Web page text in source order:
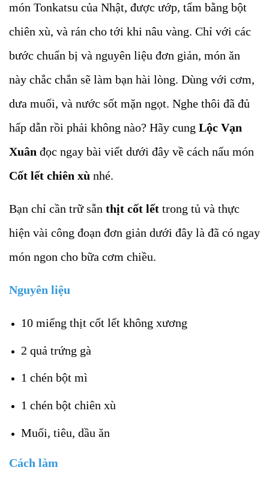
món Tonkatsu của Nhật, được ướp, tẩm bằng bột
chiên xù, và rán cho tới khi nâu vàng. Chỉ với các
bước chuẩn bị và nguyên liệu đơn giản, món ăn
này chắc chắn sẽ làm bạn hài lòng. Dùng với cơm,
dưa muối, và nước sốt mặn ngọt. Nghe thôi đã đủ
hấp dẫn rồi phải không nào? Hãy cung Lộc Vạn
Xuân đọc ngay bài viết dưới đây về cách nấu món
Cốt lết chiên xù nhé.
Bạn chỉ cần trữ sẵn thịt cốt lết trong tủ và thực
hiện vài công đoạn đơn giản dưới đây là đã có ngay
món ngon cho bữa cơm chiều.
Nguyên liệu
10 miếng thịt cốt lết không xương
2 quả trứng gà
1 chén bột mì
1 chén bột chiên xù
Muối, tiêu, dầu ăn
Cách làm